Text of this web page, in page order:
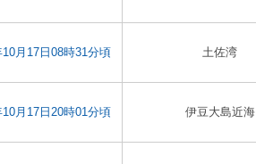
10月17日08時31分頃 土佐湾
10月17日20時01分頃 伊豆大島近海